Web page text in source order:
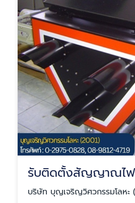
บริษัท บุญเจริญวิศวกรรมโลหะ